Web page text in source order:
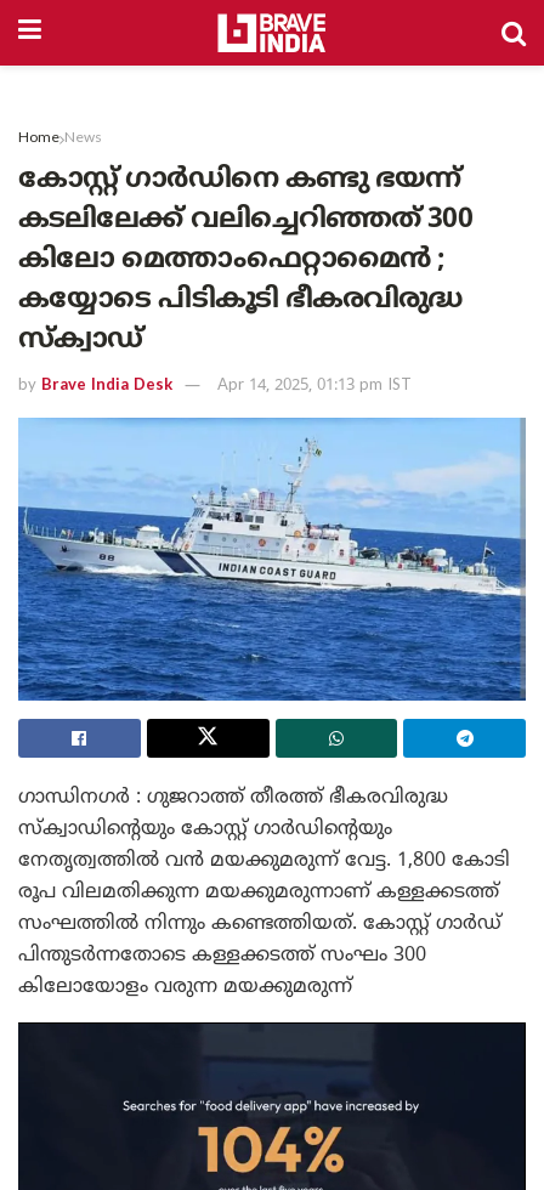
Home News
കോസ്റ്റ് ഗാർഡിനെ കണ്ടു ഭയന്ന്
കടലിലേക്ക് വലിച്ചെറിഞ്ഞത് 300
കിലോ മെത്താംഫെറ്റാമൈൻ ;
കയ്യോടെ പിടികൂടി ഭീകരവിരുദ്ധ
സ്ക്വാഡ്
by Brave India Desk Apr 14, 2025, 01:13 pm IST
ഗാന്ധിനഗർ : ഗുജറാത്ത് തീരത്ത് ഭീകരവിരുദ്ധ
സ്ക്വാഡിന്റെയും കോസ്റ്റ് ഗാർഡിന്റെയും
നേതൃത്വത്തിൽ വൻ മയക്കുമരുന്ന് വേട്ട. 1,800 കോടി
രൂപ വിലമതിക്കുന്ന മയക്കുമരുന്നാണ് കള്ളക്കടത്ത്
സംഘത്തിൽ നിന്നും കണ്ടെത്തിയത്. കോസ്റ്റ് ഗാർഡ്
പിന്തുടർന്നതോടെ കള്ളക്കടത്ത് സംഘം 300
കിലോയോളം വരുന്ന മയക്കുമരുന്ന്